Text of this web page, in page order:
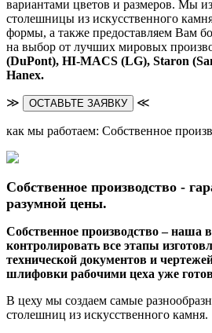
вариантами цветов и размеров. Мы
столешницы из искусственного
формы, а также предоставляем Вам
на выбор от лучших мировых
(DuPont), HI-MACS (LG), Staron
Hanex.
≫ ОСТАВЬТЕ ЗАЯВКУ ≪
как мы работаем: Собственное
Собственное производство -
разумной цены.
Собственное производство – наша
контролировать все этапы
технической документов и
шлифовки рабочими цеха уже
В цеху мы создаем самые
столешниц из искусственного камня.